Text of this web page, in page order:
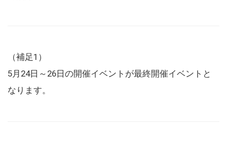
（補足1）
5月24日～26日の開催イベントが最終開催イベントと
なります。